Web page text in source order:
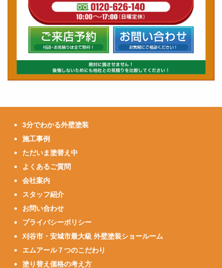
3分でわかる外壁塗装
施工事例
ただいま塗替え中
よくあるご質問
会社案内
スタッフ紹介
お問い合わせ
プライバシーポリシー
刈谷市・安城市最大級 外壁塗装ショールーム
エムアール７つのこだわり
塗り替え価格の考え方